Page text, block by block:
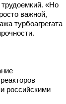
«Но
важной,
турбоагрегата
российскими